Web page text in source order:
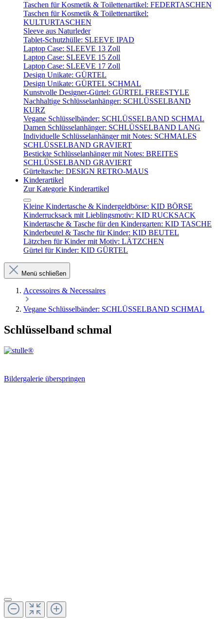
Taschen für Kosmetik & Toilettenartikel: FEDERTASCHEN
Taschen für Kosmetik & Toilettenartikel:
KULTURTASCHEN
Sleeve aus Naturleder
Tablet-Schutzhülle: SLEEVE IPAD
Laptop Case: SLEEVE 13 Zoll
Laptop Case: SLEEVE 15 Zoll
Laptop Case: SLEEVE 17 Zoll
Design Unikate: GÜRTEL
Design Unikate: GÜRTEL SCHMAL
Kunstvolle Designer-Gürtel: GÜRTEL FREESTYLE
Nachhaltige Schlüsselanhänger: SCHLÜSSELBAND
KURZ
Vegane Schlüsselbänder: SCHLÜSSELBAND SCHMAL
Damen Schlüsselanhänger: SCHLÜSSELBAND LANG
Individuelle Schlüsselanhänger mit Notes: SCHMALES
SCHLÜSSELBAND GRAVIERT
Bestickte Schlüsselanhänger mit Notes: BREITES
SCHLÜSSELBAND GRAVIERT
Gürteltasche: DESIGN RETRO-MAUS
Kinderartikel
Zur Kategorie Kinderartikel
Kleine Kindertasche & Kindergeldbörse: KID BÖRSE
Kinderrucksack mit Lieblingsmotiv: KID RUCKSACK
Kindertasche & Tasche für den Kindergarten: KID TASCHE
Kinderbeutel & Tasche für Kinder: KID BEUTEL
Lätzchen für Kinder mit Motiv: LÄTZCHEN
Gürtel für Kinder: KID GÜRTEL
Menü schließen
Accessoires & Necessaires
Vegane Schlüsselbänder: SCHLÜSSELBAND SCHMAL
Schlüsselband schmal
Bildergalerie überspringen